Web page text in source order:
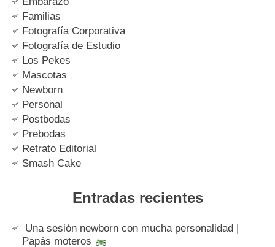
Familias
Fotografía Corporativa
Fotografía de Estudio
Los Pekes
Mascotas
Newborn
Personal
Postbodas
Prebodas
Retrato Editorial
Smash Cake
Entradas recientes
Una sesión newborn con mucha personalidad |
Papás moteros